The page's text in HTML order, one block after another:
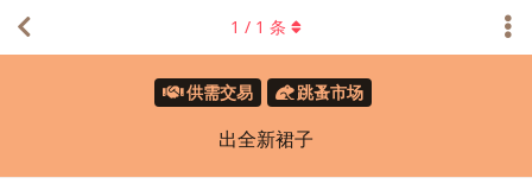
供需交易 跳蚤市场
出全新裙子
1 / 1 条